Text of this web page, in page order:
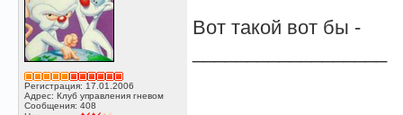
Регистрация: 17.01.2006
Адрес: Клуб управления гневом
Сообщения: 408
Вот такой вот бы -